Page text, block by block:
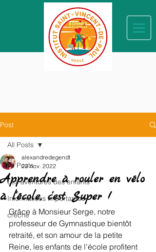
Post
All Posts
Les aventures des enfants
Informations importantes
crèche
All Posts
Apprendre à rouler en vélo
à l'école, c'est Super !
alexandredegendt
22 nov. 2022
Grâce à Monsieur Serge, notre
professeur de Gymnastique bientôt
retraité, et son amour de la petite
Reine, les enfants de l'école profitent